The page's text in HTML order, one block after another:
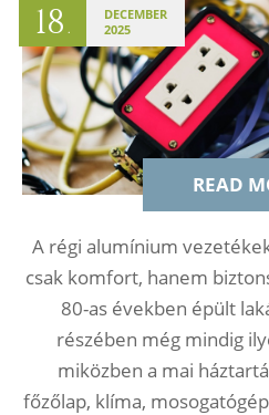
18 .
DECEMBER
2025
READ
A régi alumínium
csak komfort, hanem
80-as években épült
részében még mindig
miközben a mai
főzőlap, klíma,